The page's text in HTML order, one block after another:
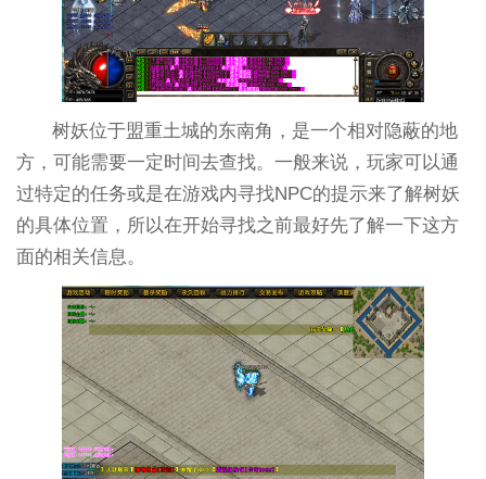
树妖位于盟重土城的东南角，是一个相对隐蔽的地
方，可能需要一定时间去查找。一般来说，玩家可以通
过特定的任务或是在游戏内寻找NPC的提示来了解树妖
的具体位置，所以在开始寻找之前最好先了解一下这方
面的相关信息。